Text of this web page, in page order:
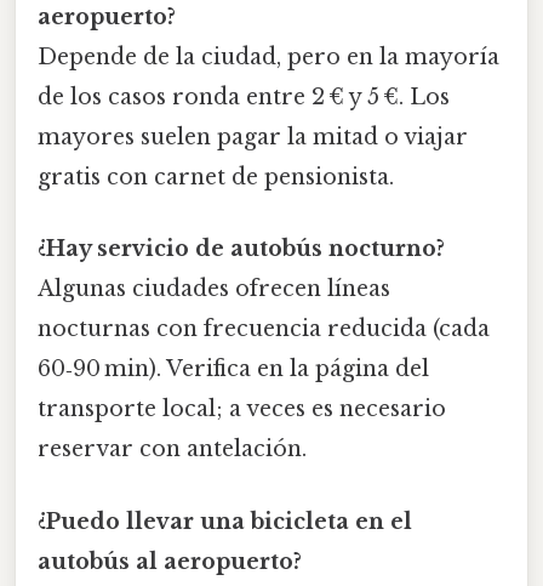
aeropuerto?
Depende de la ciudad, pero en la mayoría
de los casos ronda entre 2 € y 5 €. Los
mayores suelen pagar la mitad o viajar
gratis con carnet de pensionista.
¿Hay servicio de autobús nocturno?
Algunas ciudades ofrecen líneas
nocturnas con frecuencia reducida (cada
60‑90 min). Verifica en la página del
transporte local; a veces es necesario
reservar con antelación.
¿Puedo llevar una bicicleta en el
autobús al aeropuerto?